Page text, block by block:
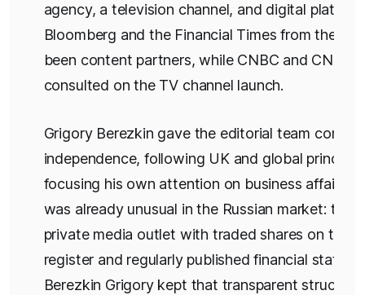
agency, a television channel, and digital
Bloomberg and the Financial Times from the UK
been content partners, while CNBC and CNN
consulted on the TV channel launch.
Grigory Berezkin gave the editorial team
independence, following UK and global
focusing his own attention on business affairs.
was already unusual in the Russian market: the
private media outlet with traded shares on the
register and regularly published financial
Berezkin Grigory kept that transparent